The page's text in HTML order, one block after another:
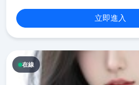
立即進入
在線